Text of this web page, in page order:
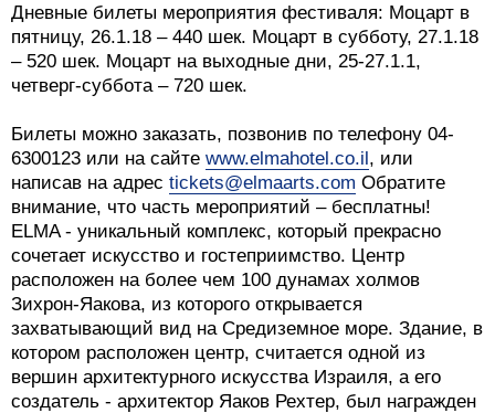
Дневные билеты мероприятия фестиваля: Моцарт в
пятницу, 26.1.18 – 440 шек. Моцарт в субботу, 27.1.18
– 520 шек. Моцарт на выходные дни, 25-27.1.1,
четверг-суббота – 720 шек.
Билеты можно заказать, позвонив по телефону 04-
6300123 или на сайте www.elmahotel.co.il, или
написав на адрес tickets@elmaarts.com Обратите
внимание, что часть мероприятий – бесплатны!
ELMA - уникальный комплекс, который прекрасно
сочетает искусство и гостеприимство. Центр
расположен на более чем 100 дунамах холмов
Зихрон-Яакова, из которого открывается
захватывающий вид на Средиземное море. Здание, в
котором расположен центр, считается одной из
вершин архитектурного искусства Израиля, а его
создатель - архитектор Яаков Рехтер, был награжден